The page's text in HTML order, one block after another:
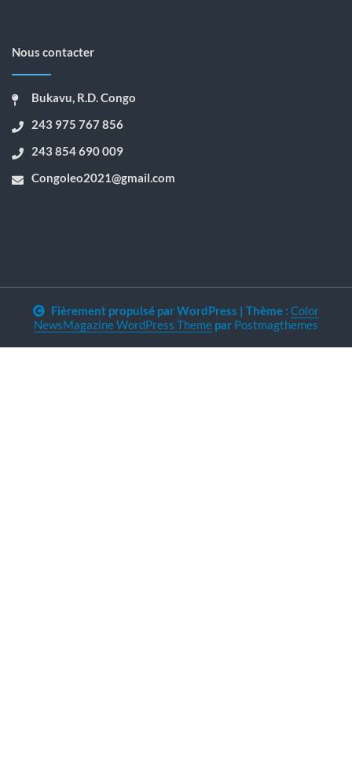
Nous contacter
Bukavu, R.D. Congo
243 975 767 856
243 854 690 009
Congoleo2021@gmail.com
Fièrement propulsé par WordPress | Thème : Color
NewsMagazine WordPress Theme par Postmagthemes